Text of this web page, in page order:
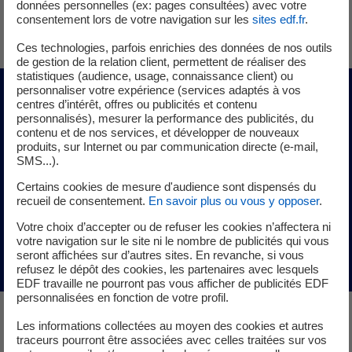
les lauréats pour les prix de physique et chimie.
Qu’est-ce que l’intrication
quantique ?
Il s’agit du phénomène selon lequel deux particules
restent corrélées, quelle que soit la distance qui les
sépare. Si l’état de l’une est modifié, l’état de l’autre l’est
aussi. Intriquant, non ?
Le jour où… « Il y a quelqu'un à
données personnelles (ex: pages consultées) avec votre
consentement lors de votre navigation sur les sites edf.fr.
Ces technologies, parfois enrichies des données de nos outils
de gestion de la relation client, permettent de réaliser des
statistiques (audience, usage, connaissance client) ou
personnaliser votre expérience (services adaptés à vos
centres d’intérêt, offres ou publicités et contenu
personnalisés), mesurer la performance des publicités, du
contenu et de nos services, et développer de nouveaux
produits, sur Internet ou par communication directe (e-mail,
SMS...).
Certains cookies de mesure d'audience sont dispensés du
recueil de consentement. En savoir plus ou vous y opposer.
Votre choix d’accepter ou de refuser les cookies n’affectera ni
votre navigation sur le site ni le nombre de publicités qui vous
seront affichées sur d’autres sites. En revanche, si vous
refusez le dépôt des cookies, les partenaires avec lesquels
EDF travaille ne pourront pas vous afficher de publicités EDF
personnalisées en fonction de votre profil.
Les informations collectées au moyen des cookies et autres
traceurs pourront être associées avec celles traitées sur vos